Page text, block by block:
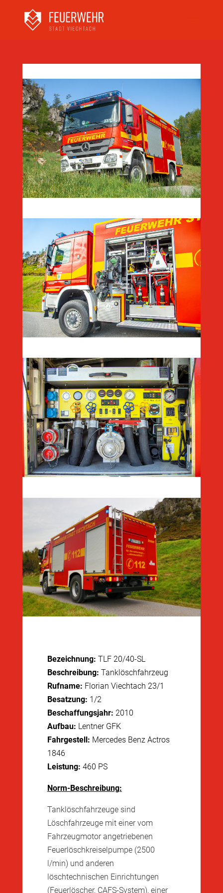
Bezeichnung: TLF 20/40-SL
Beschreibung: Tanklöschfahrzeug
Rufname: Florian Viechtach 23/1
Besatzung: 1/2
Beschaffungsjahr: 2010
Aufbau: Lentner GFK
Fahrgestell: Mercedes Benz Actros
1846
Leistung: 460 PS
Norm-Beschreibung:
Tanklöschfahrzeuge sind
Löschfahrzeuge mit einer vom
Fahrzeugmotor angetriebenen
Feuerlöschkreiselpumpe (2500
l/min) und anderen
löschtechnischen Einrichtungen
(Feuerlöscher, CAFS-System), einer